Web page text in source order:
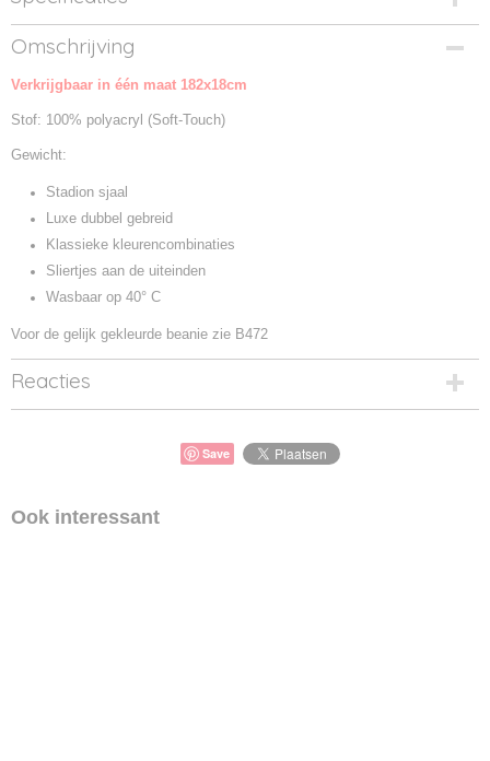
Productcode
B479-1
Productcode leverancier
Omschrijving
Verkrijgbaar in één maat 182x18cm
Stof: 100% polyacryl (Soft-Touch)
Gewicht:
Stadion sjaal
Luxe dubbel gebreid
Klassieke kleurencombinaties
Sliertjes aan de uiteinden
Wasbaar op 40° C
Voor de gelijk gekleurde beanie zie B472
Reacties
Save
Ook interessant